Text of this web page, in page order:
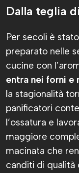
Dalla teglia
Per secoli è
preparato nelle
cucine con
entra nei forni e
la stagionalità
panificatori
l’ossatura e
maggiore
macinata che
canditi di qualità